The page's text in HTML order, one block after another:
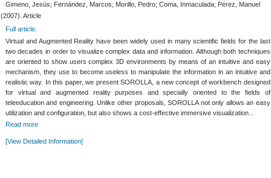
Gimeno, Jesús; Fernández, Marcos; Morillo, Pedro; Coma, Inmaculada; Pérez, Manuel
(2007). Article
Full article.
Virtual and Augmented Reality have been widely used in many scientific fields for the last
two decades in order to visualize complex data and information. Although both techniques
are oriented to show users complex 3D environments by means of an intuitive and easy
mechanism, they use to become useless to manipulate the information in an intuitive and
realistic way. In this paper, we present SOROLLA, a new concept of workbench designed
for virtual and augmented reality purposes and specially oriented to the fields of
teleeducation and engineering. Unlike other proposals, SOROLLA not only allows an easy
utilization and configuration, but also shows a cost-effective immersive visualization...
Read more
[View Detailed Information]